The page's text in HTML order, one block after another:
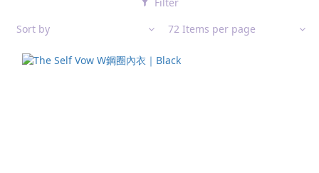
Sort by
72 Items per page